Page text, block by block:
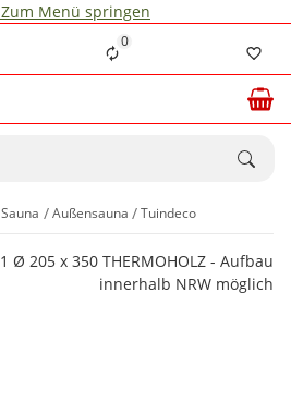
Zum Menü springen
0
Sauna Außensauna Tuindeco